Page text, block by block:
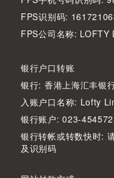
FPS识别码:
FPS公司名称: LOFTY
银行户口转账
银行: 香港上海汇丰银
入账户口名称: Lofty
银行账户: 023-
银行转帐或转数快时:
及识别码